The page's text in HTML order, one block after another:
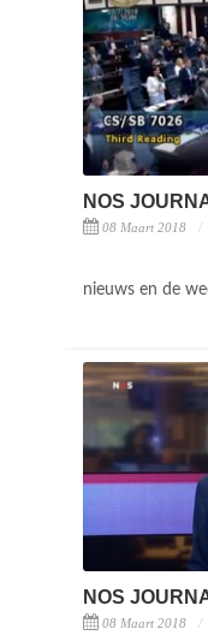
NOS
08 Maart 2018
nieuws en de
NOS
08 Maart 2018